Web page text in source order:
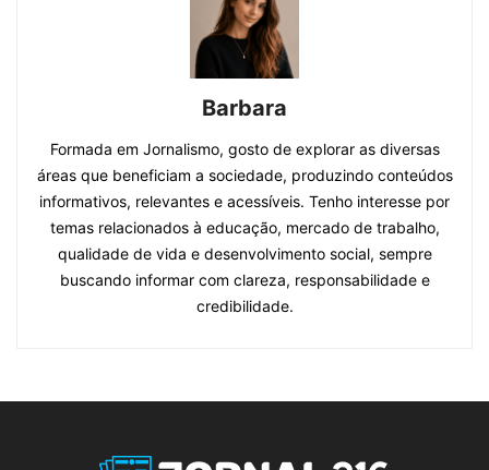
Barbara
Formada em Jornalismo, gosto de explorar as diversas
áreas que beneficiam a sociedade, produzindo conteúdos
informativos, relevantes e acessíveis. Tenho interesse por
temas relacionados à educação, mercado de trabalho,
qualidade de vida e desenvolvimento social, sempre
buscando informar com clareza, responsabilidade e
credibilidade.